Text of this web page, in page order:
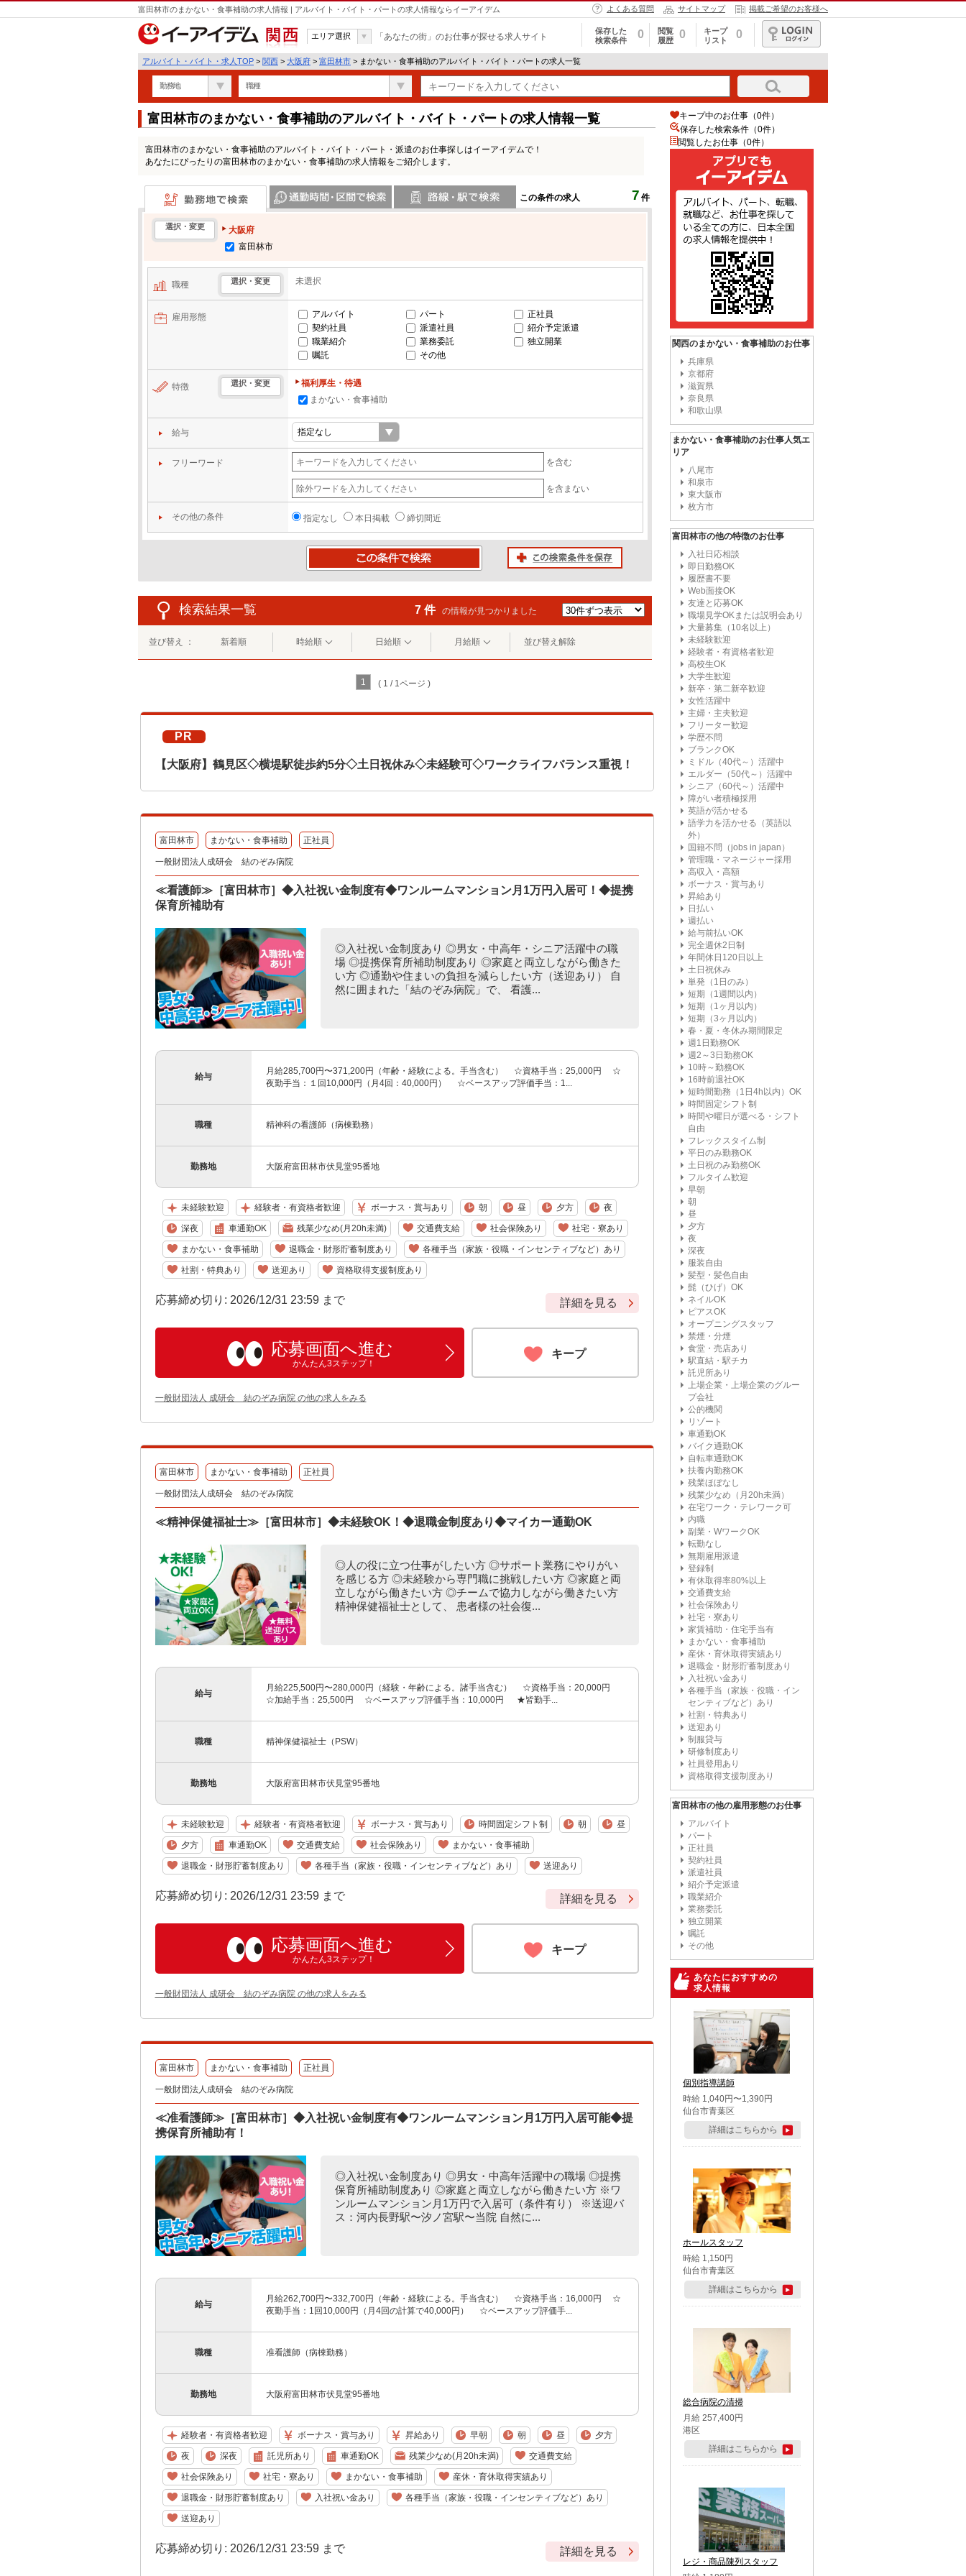
富田林市のまかない・食事補助の求人情報 | アルバイト・バイト・パートの求人情報ならイーアイデム よくある質問 サイトマップ 掲載ご希望のお客様へ
関西
エリア選択 「あなたの街」のお仕事が探せる求人サイト
保存した
検索条件
0
閲覧
履歴
0
キープ
リスト
0
ログイン
アルバイト・バイト・求人TOP > 関西 > 大阪府 > 富田林市 > まかない・食事補助のアルバイト・バイト・パートの求人一覧
勤務地 職種
富田林市のまかない・食事補助のアルバイト・バイト・パートの求人情報一覧
富田林市のまかない・食事補助のアルバイト・バイト・パート・派遣のお仕事探しはイーアイデムで！
あなたにぴったりの富田林市のまかない・食事補助の求人情報をご紹介します。
この条件の求人 7 件
勤務地で検索
選択・変更
大阪府
富田林市
職種 選択・変更 未選択
雇用形態 アルバイト パート
正社員
契約社員
派遣社員
紹介予定派遣
職業紹介
業務委託
独立開業
嘱託
その他
特徴 選択・変更
福利厚生・待遇
まかない・食事補助
給与
フリーワード を含む
を含まない
その他の条件 指定なし 本日掲載 締切間近
検索結果一覧 7 件 の情報が見つかりました
並び替え ： 新着順 時給順 日給順 月給順 並び替え解除
1 ( 1 / 1ページ )
PR
【大阪府】鶴見区◇横堤駅徒歩約5分◇土日祝休み◇未経験可◇ワークライフバランス重視！
富田林市 まかない・食事補助 正社員
一般財団法人成研会 結のぞみ病院
≪看護師≫［富田林市］◆入社祝い金制度有◆ワンルームマンション月1万円入居可！◆提携
保育所補助有
◎入社祝い金制度あり ◎男女・中高年・シニア活躍中の職
場 ◎提携保育所補助制度あり ◎家庭と両立しながら働きた
い方 ◎通勤や住まいの負担を減らしたい方（送迎あり） 自
然に囲まれた「結のぞみ病院」で、 看護...
給与
月給285,700円〜371,200円（年齢・経験による。手当含む） ☆資格手当：25,000円 ☆
夜勤手当：１回10,000円（月4回：40,000円） ☆ベースアップ評価手当：1...
職種 精神科の看護師（病棟勤務）
勤務地 大阪府富田林市伏見堂95番地
未経験歓迎 経験者・有資格者歓迎 ボーナス・賞与あり 朝 昼 夕方 夜
深夜 車通勤OK 残業少なめ(月20h未満) 交通費支給 社会保険あり 社宅・寮あり
まかない・食事補助 退職金・財形貯蓄制度あり 各種手当（家族・役職・インセンティブなど）あり
社割・特典あり 送迎あり 資格取得支援制度あり
応募締め切り: 2026/12/31 23:59 まで 詳細を見る
応募画面へ進む
かんたん3ステップ！
キープ
一般財団法人 成研会 結のぞみ病院 の他の求人をみる
富田林市 まかない・食事補助 正社員
一般財団法人成研会 結のぞみ病院
≪精神保健福祉士≫［富田林市］◆未経験OK！◆退職金制度あり◆マイカー通勤OK
◎人の役に立つ仕事がしたい方 ◎サポート業務にやりがい
を感じる方 ◎未経験から専門職に挑戦したい方 ◎家庭と両
立しながら働きたい方 ◎チームで協力しながら働きたい方
精神保健福祉士として、 患者様の社会復...
給与
月給225,500円〜280,000円（経験・年齢による。諸手当含む） ☆資格手当：20,000円
☆加給手当：25,500円 ☆ベースアップ評価手当：10,000円 ★皆勤手...
職種 精神保健福祉士（PSW）
勤務地 大阪府富田林市伏見堂95番地
未経験歓迎 経験者・有資格者歓迎 ボーナス・賞与あり 時間固定シフト制 朝 昼
夕方 車通勤OK 交通費支給 社会保険あり まかない・食事補助
退職金・財形貯蓄制度あり 各種手当（家族・役職・インセンティブなど）あり 送迎あり
応募締め切り: 2026/12/31 23:59 まで 詳細を見る
応募画面へ進む
かんたん3ステップ！
キープ
一般財団法人 成研会 結のぞみ病院 の他の求人をみる
富田林市 まかない・食事補助 正社員
一般財団法人成研会 結のぞみ病院
≪准看護師≫［富田林市］◆入社祝い金制度有◆ワンルームマンション月1万円入居可能◆提
携保育所補助有！
◎入社祝い金制度あり ◎男女・中高年活躍中の職場 ◎提携
保育所補助制度あり ◎家庭と両立しながら働きたい方 ※ワ
ンルームマンション月1万円で入居可（条件有り） ※送迎バ
ス：河内長野駅〜汐ノ宮駅〜当院 自然に...
給与
月給262,700円〜332,700円（年齢・経験による。手当含む） ☆資格手当：16,000円 ☆
夜勤手当：1回10,000円（月4回の計算で40,000円） ☆ベースアップ評価手...
職種 准看護師（病棟勤務）
勤務地 大阪府富田林市伏見堂95番地
経験者・有資格者歓迎 ボーナス・賞与あり 昇給あり 早朝 朝 昼 夕方
夜 深夜 託児所あり 車通勤OK 残業少なめ(月20h未満) 交通費支給
社会保険あり 社宅・寮あり まかない・食事補助 産休・育休取得実績あり
退職金・財形貯蓄制度あり 入社祝い金あり 各種手当（家族・役職・インセンティブなど）あり
送迎あり
応募締め切り: 2026/12/31 23:59 まで 詳細を見る
キープ中のお仕事（0件）
保存した検索条件（0件）
閲覧したお仕事（0件）
関西のまかない・食事補助のお仕事
兵庫県
京都府
滋賀県
奈良県
和歌山県
まかない・食事補助のお仕事人気エ
リア
八尾市
和泉市
東大阪市
枚方市
富田林市の他の特徴のお仕事
入社日応相談
即日勤務OK
履歴書不要
Web面接OK
友達と応募OK
職場見学OKまたは説明会あり
大量募集（10名以上）
未経験歓迎
経験者・有資格者歓迎
高校生OK
大学生歓迎
新卒・第二新卒歓迎
女性活躍中
主婦・主夫歓迎
フリーター歓迎
学歴不問
ブランクOK
ミドル（40代～）活躍中
エルダー（50代～）活躍中
シニア（60代～）活躍中
障がい者積極採用
英語が活かせる
語学力を活かせる（英語以
外）
国籍不問（jobs in japan）
管理職・マネージャー採用
高収入・高額
ボーナス・賞与あり
昇給あり
日払い
週払い
給与前払いOK
完全週休2日制
年間休日120日以上
土日祝休み
単発（1日のみ）
短期（1週間以内）
短期（1ヶ月以内）
短期（3ヶ月以内）
春・夏・冬休み期間限定
週1日勤務OK
週2～3日勤務OK
10時～勤務OK
16時前退社OK
短時間勤務（1日4h以内）OK
時間固定シフト制
時間や曜日が選べる・シフト
自由
フレックスタイム制
平日のみ勤務OK
土日祝のみ勤務OK
フルタイム歓迎
早朝
朝
昼
夕方
夜
深夜
服装自由
髪型・髪色自由
髭（ひげ）OK
ネイルOK
ピアスOK
オープニングスタッフ
禁煙・分煙
食堂・売店あり
駅直結・駅チカ
託児所あり
上場企業・上場企業のグルー
プ会社
公的機関
リゾート
車通勤OK
バイク通勤OK
自転車通勤OK
扶養内勤務OK
残業ほぼなし
残業少なめ（月20h未満）
在宅ワーク・テレワーク可
内職
副業・WワークOK
転勤なし
無期雇用派遣
登録制
有休取得率80%以上
交通費支給
社会保険あり
社宅・寮あり
家賃補助・住宅手当有
まかない・食事補助
産休・育休取得実績あり
退職金・財形貯蓄制度あり
入社祝い金あり
各種手当（家族・役職・イン
センティブなど）あり
社割・特典あり
送迎あり
制服貸与
研修制度あり
社員登用あり
資格取得支援制度あり
富田林市の他の雇用形態のお仕事
アルバイト
パート
正社員
契約社員
派遣社員
紹介予定派遣
職業紹介
業務委託
独立開業
嘱託
その他
あなたにおすすめの
求人情報
個別指導講師
時給 1,040円〜1,390円
仙台市青葉区
詳細はこちらから
ホールスタッフ
時給 1,150円
仙台市青葉区
詳細はこちらから
総合病院の清掃
月給 257,400円
港区
詳細はこちらから
レジ・商品陳列スタッフ